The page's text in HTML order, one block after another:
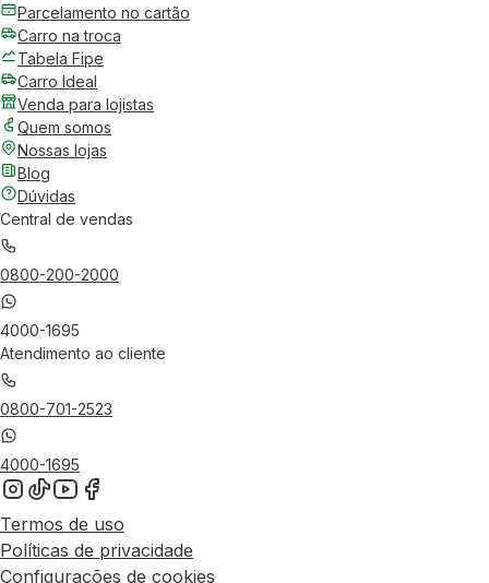
Parcelamento no cartão
Carro na troca
Tabela Fipe
Carro Ideal
Venda para lojistas
Quem somos
Nossas lojas
Blog
Dúvidas
Central de vendas
0800-200-2000
4000-1695
Atendimento ao cliente
0800-701-2523
4000-1695
Termos de uso
Políticas de privacidade
Configurações de cookies